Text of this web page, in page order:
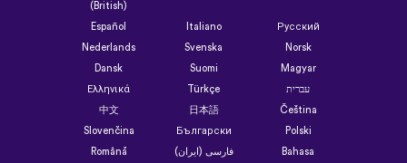
(British)
Español Italiano Русский
Nederlands Svenska Norsk
Dansk Suomi Magyar
Ελληνικά Türkçe עברית
中文 日本語 Čeština
Slovenčina Български Polski
Română فارسی (ایران)
Bahasa